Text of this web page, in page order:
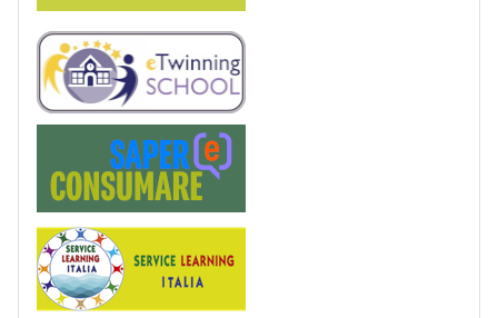
eTwinning
Service Learning